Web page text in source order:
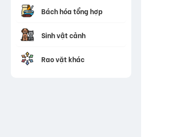
Bách hóa tổng hợp
Sinh vật cảnh
Rao vặt khác